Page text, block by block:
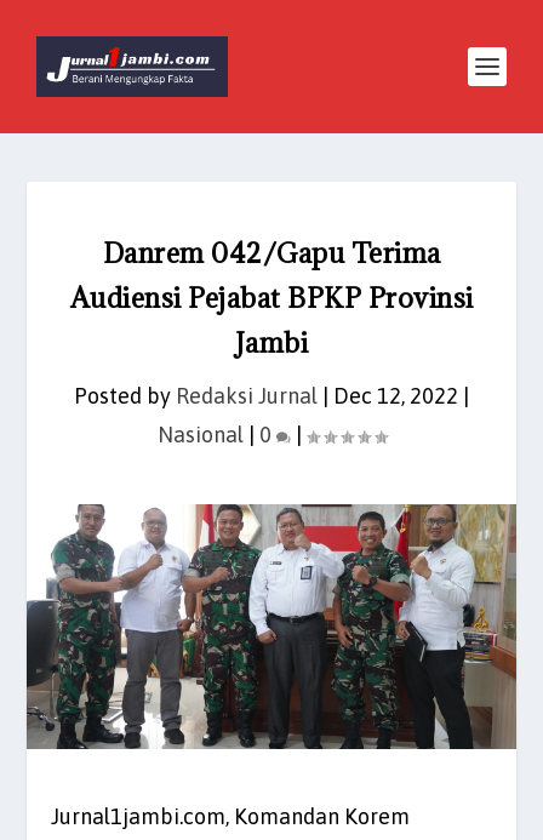
Danrem 042/Gapu Terima
Audiensi Pejabat BPKP Provinsi
Jambi
Posted by Redaksi Jurnal Dec 12, 2022
Nasional| 0 |
Jurnal1jambi.com, Komandan Korem